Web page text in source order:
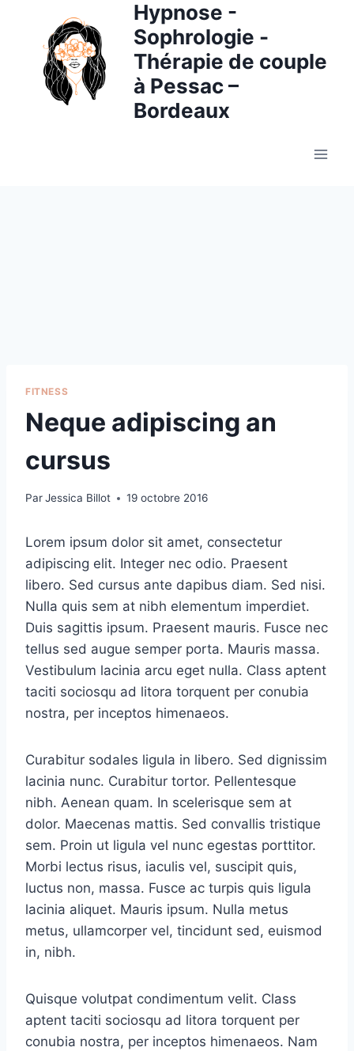
contenu
Hypnose -
Sophrologie -
Thérapie de couple
à Pessac –
Bordeaux
FITNESS
Neque adipiscing an
cursus
ParJessica Billot 19 octobre 2016
Lorem ipsum dolor sit amet, consectetur
adipiscing elit. Integer nec odio. Praesent
libero. Sed cursus ante dapibus diam. Sed nisi.
Nulla quis sem at nibh elementum imperdiet.
Duis sagittis ipsum. Praesent mauris. Fusce nec
tellus sed augue semper porta. Mauris massa.
Vestibulum lacinia arcu eget nulla. Class aptent
taciti sociosqu ad litora torquent per conubia
nostra, per inceptos himenaeos.
Curabitur sodales ligula in libero. Sed dignissim
lacinia nunc. Curabitur tortor. Pellentesque
nibh. Aenean quam. In scelerisque sem at
dolor. Maecenas mattis. Sed convallis tristique
sem. Proin ut ligula vel nunc egestas porttitor.
Morbi lectus risus, iaculis vel, suscipit quis,
luctus non, massa. Fusce ac turpis quis ligula
lacinia aliquet. Mauris ipsum. Nulla metus
metus, ullamcorper vel, tincidunt sed, euismod
in, nibh.
Quisque volutpat condimentum velit. Class
aptent taciti sociosqu ad litora torquent per
conubia nostra, per inceptos himenaeos. Nam